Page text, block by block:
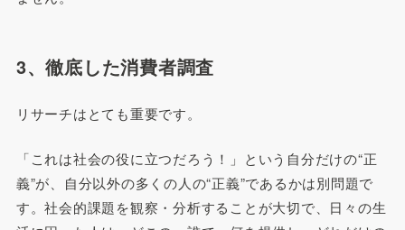
3、徹底した消費者調査
リサーチはとても重要です。
「これは社会の役に立つだろう！」という自分だけの“正
義”が、自分以外の多くの人の“正義”であるかは別問題で
す。社会的課題を観察・分析することが大切で、日々の生